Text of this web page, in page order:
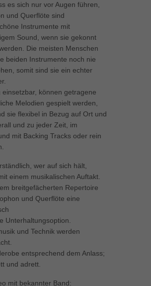
es sich nur vor Augen führen,
und Querflöte sind
Instrumente mit
Sound, wenn sie gekonnt
Die meisten Menschen
beiden Instrumente noch nie
somit sind sie ein echter
einsetzbar, können getragene
Melodien gespielt werden,
sie flexibel in Bezug auf Ort und
und zu jeder Zeit, im
mit Backing Tracks oder rein
wer auf sich hält,
einem musikalischen Auftakt.
breitgefächerten Repertoire
und Querflöte eine
Unterhaltungsoption.
und Technik werden
entsprechend dem Anlass;
und adrett.
mit bekannter Band: